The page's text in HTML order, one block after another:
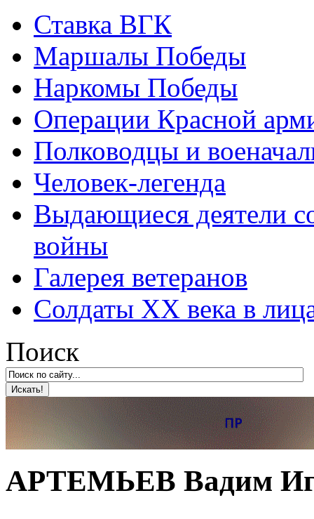
Ставка ВГК
Маршалы Победы
Наркомы Победы
Операции Красной
Полководцы и
Человек-легенда
Выдающиеся деятели
войны
Галерея ветеранов
Солдаты XX века в
Поиск
АРТЕМЬЕВ Вадим